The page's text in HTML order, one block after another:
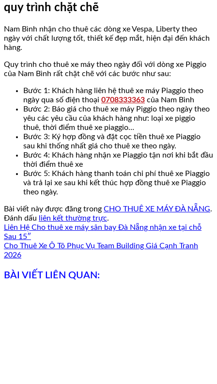
quy trình chặt chẽ
Nam Bình nhận cho thuê các dòng xe Vespa, Liberty theo
ngày với chất lượng tốt, thiết kế đẹp mắt, hiện đại đến khách
hàng.
Quy trình cho thuê xe máy theo ngày đối với dòng xe Piggio
của Nam Bình rất chặt chẽ với các bước như sau:
Bước 1: Khách hàng liên hệ thuê xe máy Piaggio theo
ngày qua số điện thoại 0708333363 của Nam Bình
Bước 2: Báo giá cho thuê xe máy Piggio theo ngày theo
yêu các yêu cầu của khách hàng như: loại xe piggio
thuê, thời điểm thuê xe piaggio…
Bước 3: Ký hợp đồng và đặt cọc tiền thuê xe Piaggio
sau khi thống nhất giá cho thuê xe theo ngày.
Bước 4: Khách hàng nhận xe Piaggio tận nơi khi bắt đầu
thời điểm thuê xe
Bước 5: Khách hàng thanh toán chi phí thuê xe Piaggio
và trả lại xe sau khi kết thúc hợp đồng thuê xe Piaggio
theo ngày.
Bài viết này được đăng trong CHO THUÊ XE MÁY ĐÀ NẴNG.
Đánh dấu
liên kết thường trực.
Liên Hệ Cho thuê xe máy sân bay Đà Nẵng nhận xe tại chỗ
Sau 15″
Cho Thuê Xe Ô Tô Phục Vụ Team Building Giá Cạnh Tranh
2026
BÀI VIẾT LIÊN QUAN: